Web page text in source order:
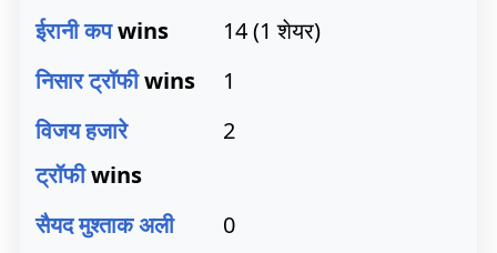
ईरानी कपwins
14 (1 शेयर)
निसार ट्रॉफीwins
1
विजय हजारे
ट्रॉफीwins
2
सैयद मुश्ताक अली
0